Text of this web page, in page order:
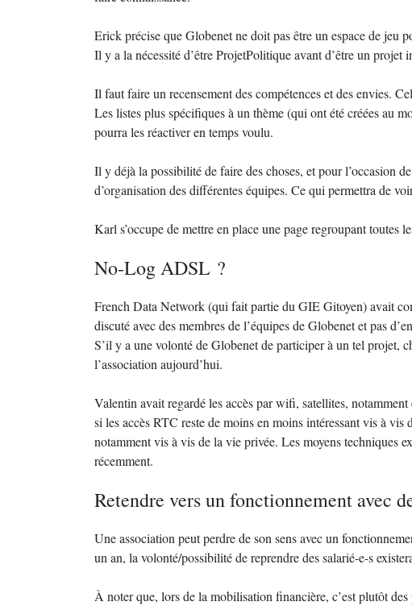
Erick précise que Globenet ne doit pas être un espace de jeu
Il y a la nécessité d’être ProjetPolitique avant d’être un projet
Il faut faire un recensement des compétences et des envies.
Les listes plus spécifiques à un thème (qui ont été créées au
pourra les réactiver en temps voulu.
Il y déjà la possibilité de faire des choses, et pour l’occasion
d’organisation des différentes équipes. Ce qui permettra de
Karl s’occupe de mettre en place une page regroupant toutes
No-Log ADSL ?
French Data Network (qui fait partie du GIE Gitoyen) avait
discuté avec des membres de l’équipes de Globenet et pas
S’il y a une volonté de Globenet de participer à un tel projet,
l’association aujourd’hui.
Valentin avait regardé les accès par wifi, satellites,
si les accès RTC reste de moins en moins intéressant vis à
notamment vis à vis de la vie privée. Les moyens techniques
récemment.
Retendre vers un fonctionnement avec
Une association peut perdre de son sens avec un
un an, la volonté/possibilité de reprendre des salarié-e-s
À noter que, lors de la mobilisation financière, c’est plutôt